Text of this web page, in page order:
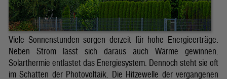
Viele Sonnenstunden sorgen derzeit für hohe Energieerträge.
Neben Strom lässt sich daraus auch Wärme gewinnen.
Solarthermie entlastet das Energiesystem. Dennoch steht sie oft
im Schatten der Photovoltaik. Die Hitzewelle der vergangenen